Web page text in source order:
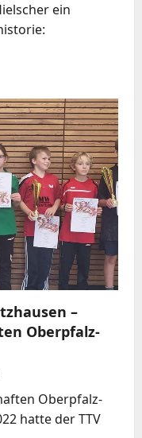
ein
–
Oberpfalz-
Oberpfalz-
hatte der TTV